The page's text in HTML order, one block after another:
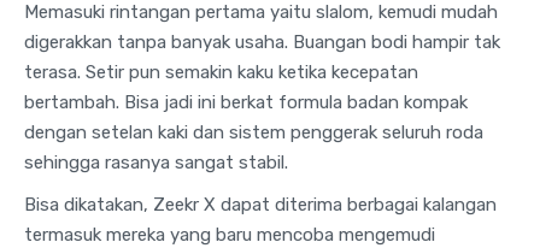
Memasuki rintangan pertama yaitu slalom, kemudi mudah
digerakkan tanpa banyak usaha. Buangan bodi hampir tak
terasa. Setir pun semakin kaku ketika kecepatan
bertambah. Bisa jadi ini berkat formula badan kompak
dengan setelan kaki dan sistem penggerak seluruh roda
sehingga rasanya sangat stabil.
Bisa dikatakan, Zeekr X dapat diterima berbagai kalangan
termasuk mereka yang baru mencoba mengemudi